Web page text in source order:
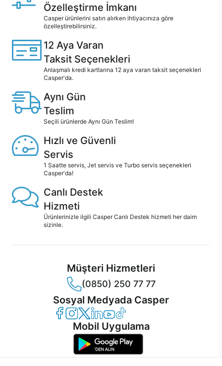
Özelleştirme İmkanı
Casper ürünlerini satın alırken ihtiyacınıza göre
özelleştirebilirsiniz.
12 Aya Varan
Taksit Seçenekleri
Anlaşmalı kredi kartlarına 12 aya varan taksit seçenekleri
Casper'da.
Aynı Gün
Teslim
Seçili ürünlerde Aynı Gün Teslim!
Hızlı ve Güvenli
Servis
1 Saatte servis, Jet servis ve Turbo servis seçenekleri
Casper'da!
Canlı Destek
Hizmeti
Ürünlerinizle ilgili Casper Canlı Destek hizmeti her daim
sizinle.
Müşteri Hizmetleri
(0850) 250 77 77
Sosyal Medyada Casper
Casper Facebook
Casper Instagram
Casper Twitter
Casper LinkedIn
Casper YouTube
Casper TikTok
Mobil Uygulama